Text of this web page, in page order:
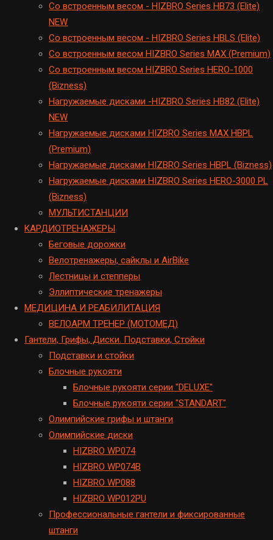
Cо встроенным весом - HIZBRO Series HB73 (Elite)
NEW
Cо встроенным весом - HIZBRO Series HBLS (Elite)
Со встроенным весом HIZBRO Series MAX (Premium)
Cо встроенным весом HIZBRO Series HERO-1000
(Bizness)
Hагружаемые дисками -HIZBRO Series HB82 (Elite)
NEW
Нагружаемые дисками HIZBRO Series MAX HBPL
(Premium)
Hагружаемые дисками HIZBRO Series HBPL (Bizness)
Hагружаемые дисками HIZBRO Series HERO-3000 PL
(Bizness)
МУЛЬТИСТАНЦИИ
KАРДИОТРЕНАЖЕРЫ
Беговые дорожки
Велотренажеры, сайклы и AirBike
Лестницы и степперы
Эллиптические тренажеры
МЕДИЦИНА И РЕАБИЛИТАЦИЯ
ВЕЛОАРМ ТРЕНЕР (МОТОМЕД)
Гантели, Грифы, Диски. Подставки, Стойки
Подставки и стойки
Блочные рукояти
Блочные рукояти серии "DELUXE"
Блочные рукояти серии "STANDART"
Олимпийские грифы и штанги
Олимпийские диски
HIZBRO WP074
HIZBRO WP074B
HIZBRO WP088
HIZBRO WP012PU
Профессиональные гантели и фиксированные
штанги